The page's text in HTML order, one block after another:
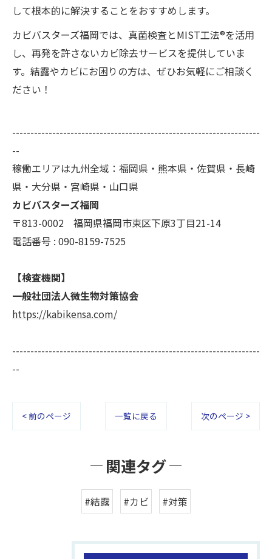
して根本的に解決することをおすすめします。
カビバスターズ福岡では、真菌検査とMIST工法®を活用
し、再発を許さないカビ除去サービスを提供していま
す。結露やカビにお困りの方は、ぜひお気軽にご相談く
ださい！
--------------------------------------------------------------------
--
稼働エリアは九州全域：福岡県・熊本県・佐賀県・長崎
県・大分県・宮崎県・山口県
カビバスターズ福岡
〒813-0002 福岡県福岡市東区下原3丁目21-14
電話番号 : 090-8159-7525
【検査機関】
一般社団法人微生物対策協会
https://kabikensa.com/
--------------------------------------------------------------------
--
< 前のページ 一覧に戻る 次のページ >
関連タグ
#結露 #カビ #対策